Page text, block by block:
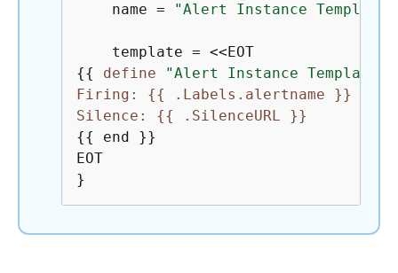
    name =
"Alert Instance Template"
{{ define
"Alert Instance Template"
Firing: {{
.Labels.alertname }}
Silence: {{
.SilenceURL }}
{{
end }}
EOT
}